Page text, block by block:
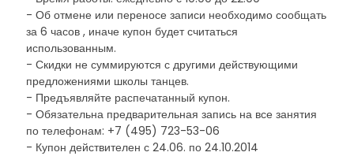
- Об отмене или переносе записи необходимо сообщать
за 6 часов , иначе купон будет считаться
использованным.
- Скидки не суммируются с другими действующими
предложениями школы танцев.
- Предъявляйте распечатанный купон.
- Обязательна предварительная запись на все занятия
по телефонам: +7 (495) 723-53-06
- Купон действителен с 24.06. по 24.10.2014